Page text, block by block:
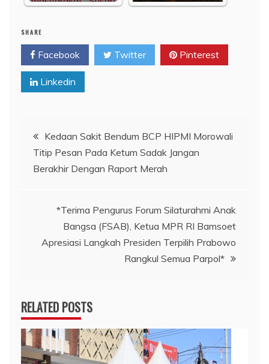
SHARE
Facebook Twitter Pinterest
Linkedin
Navigasi
pos
Kedaan Sakit Bendum BCP HIPMI Morowali
Titip Pesan Pada Ketum Sadak Jangan
Berakhir Dengan Raport Merah
*Terima Pengurus Forum Silaturahmi Anak
Bangsa (FSAB), Ketua MPR RI Bamsoet
Apresiasi Langkah Presiden Terpilih Prabowo
Rangkul Semua Parpol*
RELATED POSTS